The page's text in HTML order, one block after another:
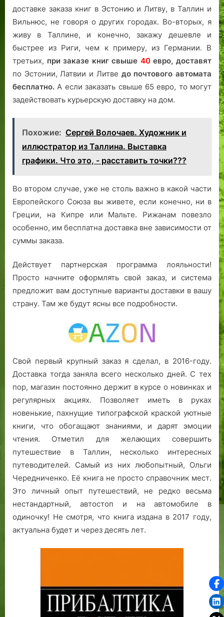
доставке заказа книг в Эстонию и Литву, в Таллин и
Вильнюс, не говоря о других городах. Во-вторых, я
живу в Таллине, и конечно, закажу дешевле и
быстрее из Риги, чем к примеру, из Германии. В
третьих, при заказе книг свыше 40евро, доставят
по Эстонии, Латвии и Литве до почтового автомата
бесплатно. А если заказать свыше 65 евро, то могут
задействовать курьерскую доставку на дом.
Похожие: Сергей Волочаев. Художник и
иллюстратор из Таллина. Выставка
графики. Что это, - расставить точки???
Во втором случае, уже не столь важно в какой части
Европейского Союза вы живете, если конечно, ни в
Греции, на Кипре или Мальте. Рижанам повезло
особенно, им бесплатна доставка вне зависимости от
суммы заказа.
Действует партнерская программа лояльности!
Просто начните оформлять свой заказ, и система
предложит вам доступные варианты доставки в вашу
страну. Там же будут ясны все подробности.
Свой первый крупный заказ я сделал, в 2016-году.
Доставка тогда заняла всего несколько дней. С тех
пор, магазин постоянно держит в курсе о новинках и
регулярных акциях. Позволяет иметь в руках
новенькие, пахнущие типографской краской уютные
книги, что обогащают знаниями, и дарят эмоции
чтения. Отметил для желающих совершить
путешествие в Таллин, несколько интересных
путеводителей. Самый из них любопытный, Ольги
Чередниченко. Её книга не просто справочник мест.
Это личный опыт путешествий, не редко весьма
нестандартный, автостоп и на автомобиле в
одиночку! Не смотря, что книга издана в 2017 году,
актуальна будет и через десять лет.